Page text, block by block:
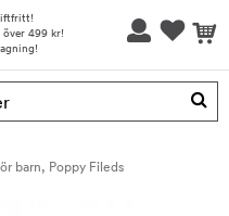
över 499 kr!
i varukorgen
barn, Poppy Fileds